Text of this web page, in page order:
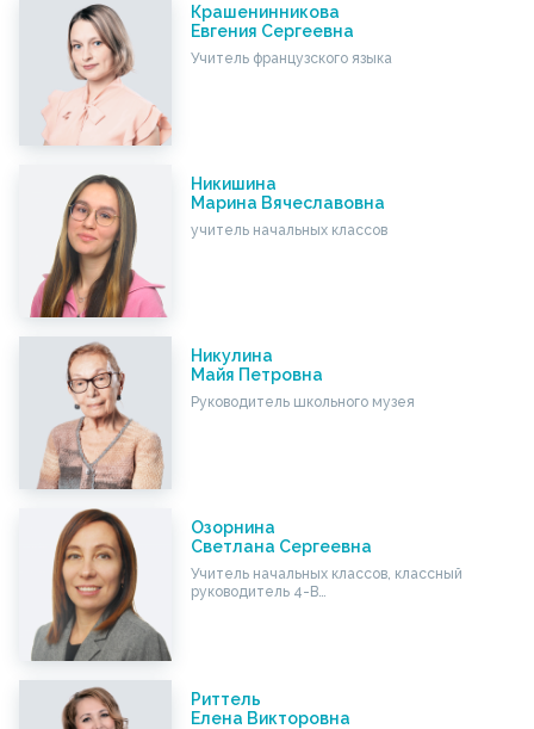
Крашенинникова
Евгения Сергеевна
Учитель французского языка
Никишина
Марина Вячеславовна
учитель начальных классов
Никулина
Майя Петровна
Руководитель школьного музея
Озорнина
Светлана Сергеевна
Учитель начальных классов, классный
руководитель 4-В…
Риттель
Елена Викторовна